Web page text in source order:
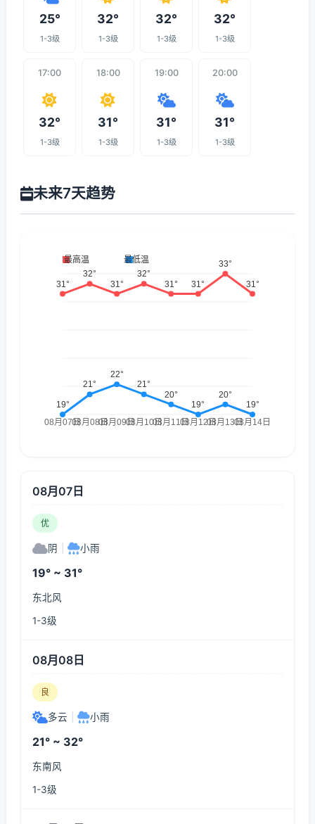
25°
1-3级
32°
1-3级
32°
1-3级
32°
1-3级
17:00
32°
1-3级
18:00
31°
1-3级
19:00
31°
1-3级
20:00
31°
1-3级
未来7天趋势
08月07日
优
阴 小雨
19° ~ 31°
东北风
1-3级
08月08日
良
多云 小雨
21° ~ 32°
东南风
1-3级